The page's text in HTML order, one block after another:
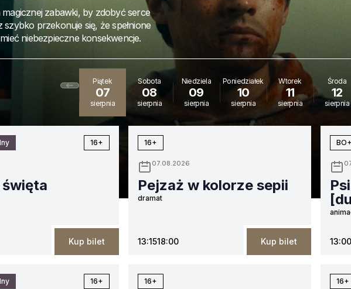
magicznej zabawki, by zdobyć serce
szybko przekonuje się, że spełnione
niebezpieczne konsekwencje.
Piątek
07
sierpnia
Sobota
08
sierpnia
Niedziela
09
sierpnia
Poniedziałek
10
sierpnia
Wtorek
11
sierpnia
Środa
12
sierpnia
16+
Kup bilet
16+
07.08.2026
Pejzaż w kolorze sepii
dramat
13:1518:00 Kup bilet
BO+
13:00
16+ 16+ 16+